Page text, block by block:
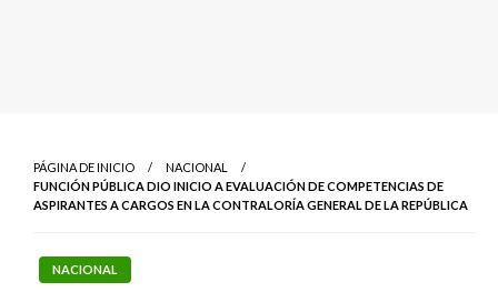
PÁGINA DE INICIO
NACIONAL
FUNCIÓN PÚBLICA DIO INICIO A EVALUACIÓN DE COMPETENCIAS DE
ASPIRANTES A CARGOS EN LA CONTRALORÍA GENERAL DE LA REPÚBLICA
NACIONAL